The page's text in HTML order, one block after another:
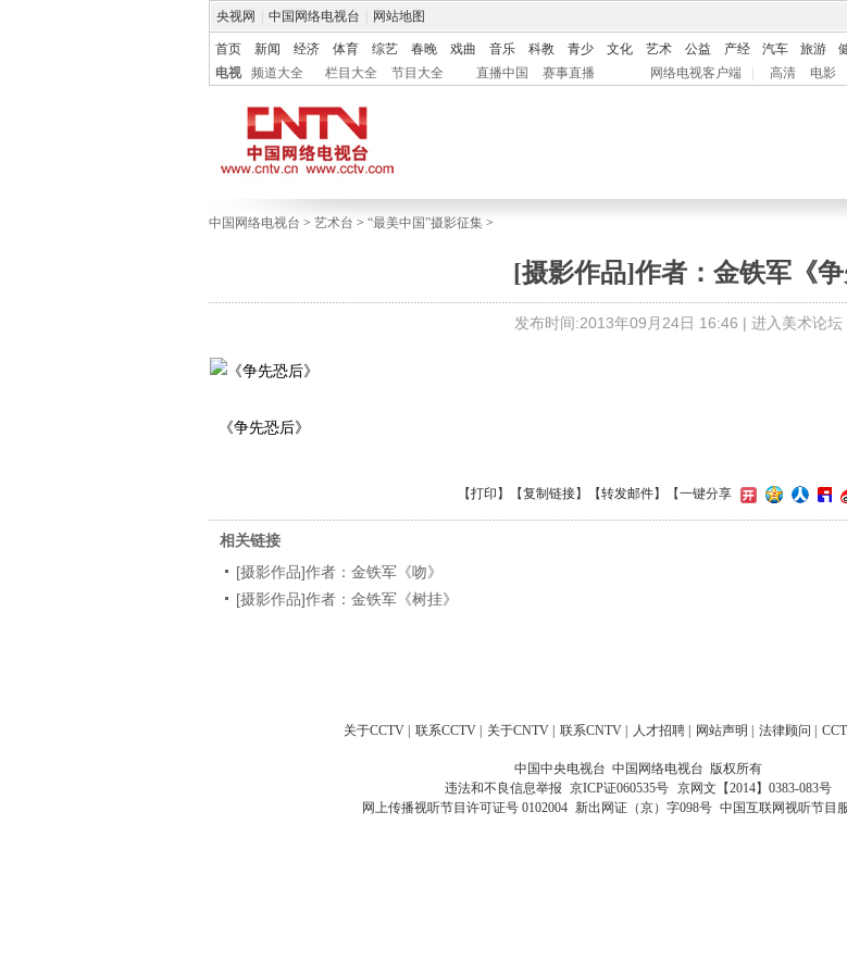
央视网 中国网络电视台 网站地图
首页 新闻 经济 体育 综艺 春晚 戏曲 音乐 科教 青少 文化 艺术 公益 产经 汽车 旅游
电视
频道大全 栏目大全 节目大全 直播中国 赛事直播 网络电视客户端 高清 电影
中国网络电视台 > 艺术台 > “最美中国”摄影征集 >
[摄影作品]作者：金铁军《争
发布时间:2013年09月24日 16:46 | 进入美术论坛
《争先恐后》
【打印 】【复制链接】【转发邮件】 【一键分享
相关链接
[摄影作品]作者：金铁军《吻》
[摄影作品]作者：金铁军《树挂》
关于CCTV 联系CCTV 关于CNTV 联系CNTV 人才招聘 网站声明 法律顾问
中国中央电视台 中国网络电视台 版权所有
违法和不良信息举报 京ICP证060535号
京网文【2014】0383-083号
网上传播视听节目许可证号 0102004 新出网证（京）字098号 中国互联网视听节目